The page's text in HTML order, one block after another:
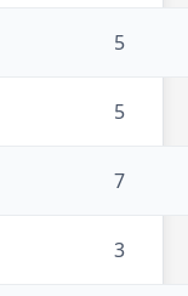
5
5
7
3